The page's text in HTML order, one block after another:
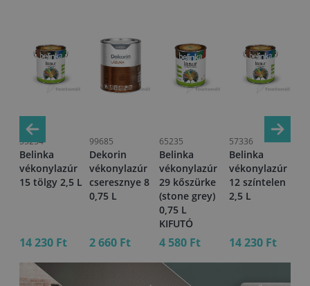
55254
Belinka
vékonylazúr
15 tölgy 2,5 L
14 230 Ft
99685
Dekorin
vékonylazúr
cseresznye 8
0,75 L
2 660 Ft
65235
Belinka
vékonylazúr
29 kőszürke
(stone grey)
0,75 L
KIFUTÓ
4 580 Ft
57336
Belinka
vékonylazúr
12 színtelen
2,5 L
14 230 Ft